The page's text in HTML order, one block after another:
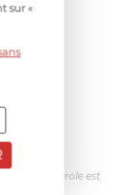
Cette casserole est
sur «